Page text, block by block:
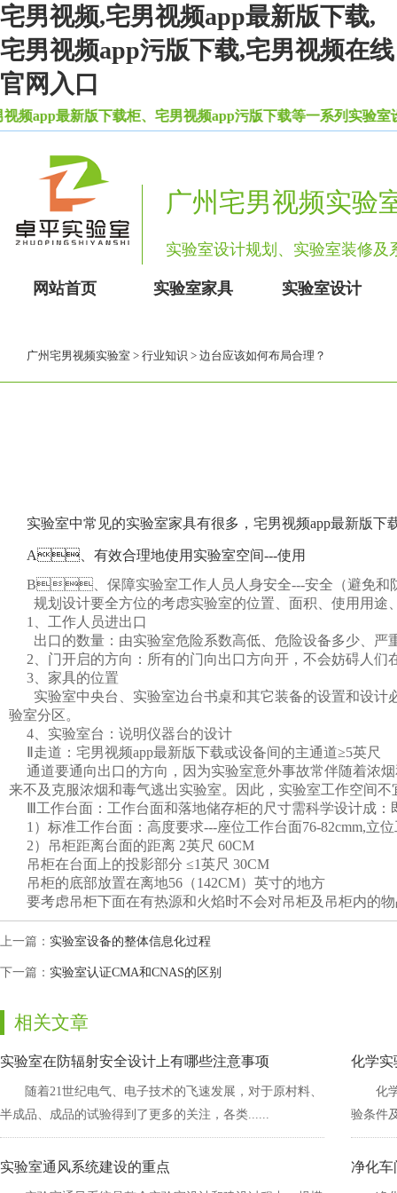
宅男视频,宅男视频app最新版下载,
宅男视频app污版下载,宅男视频在线
官网入口
app最新版下载柜、宅男视频app污版下载等一系列实验室设
广州宅男视频实验
实验室设计规划、实验室装修
网站首页 实验室家具 实验室设计
广州宅男视频实验室 > 行业知识 > 边台应该如何布局合理？
实验室中常见的实验室家具有很多，宅男视频app最新版下载
A、有效合理地使用实验室空间---使用
B、保障实验室工作人员人身安全---安全（避免和
规划设计要全方位的考虑实验室的位置、面积、使用用途
1、工作人员进出口
出口的数量：由实验室危险系数高低、危险设备多少、
2、门开启的方向：所有的门向出口方向开，不会妨碍人们
3、家具的位置
实验室中央台、实验室边台书桌和其它装备的设置和设计
验室分区。
4、实验室台：说明仪器台的设计
Ⅱ走道：宅男视频app最新版下载或设备间的主通道≥5英尺
通道要通向出口的方向，因为实验室意外事故常伴随着浓烟
来不及克服浓烟和毒气逃出实验室。因此，实验室工作空间
Ⅲ工作台面：工作台面和落地储存柜的尺寸需科学设计成
1）标准工作台面：高度要求---座位工作台面76-82cmm,立
2）吊柜距离台面的距离 2英尺 60CM
吊柜在台面上的投影部分 ≤1英尺 30CM
吊柜的底部放置在离地56（142CM）英寸的地方
要考虑吊柜下面在有热源和火焰时不会对吊柜及吊柜内的物品
上一篇： 实验室设备的整体信息化过程
下一篇： 实验室认证CMA和CNAS的区别
相关文章
实验室在防辐射安全设计上有哪些注意事项
随着21世纪电气、电子技术的飞速发展，对于原村料、
半成品、成品的试验得到了更多的关注，各类......
化学实
化
验条件
实验室通风系统建设的重点 净化车